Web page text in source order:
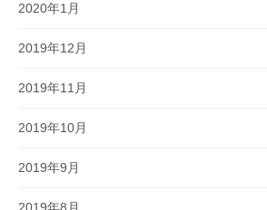
2020年1月
2019年12月
2019年11月
2019年10月
2019年9月